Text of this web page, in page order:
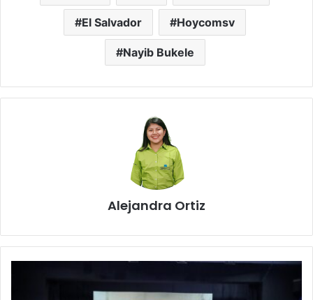
El Salvador Hoycomsv
Nayib Bukele
Alejandra Ortiz